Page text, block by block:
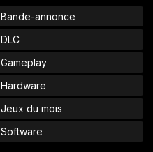
Bande-annonce
DLC
Gameplay
Hardware
Jeux du mois
Software